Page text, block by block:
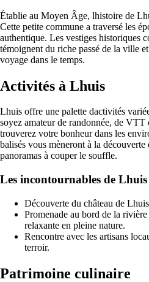
Établie au Moyen Âge, lhistoire de
Cette petite commune a traversé les
authentique. Les vestiges historiques
témoignent du riche passé de la ville
voyage dans le temps.
Activités à Lhuis
Lhuis offre une palette dactivités
soyez amateur de randonnée, de VTT
trouverez votre bonheur dans les
balisés vous mèneront à la découverte
panoramas à couper le souffle.
Les incontournables de
Découverte du château de
Promenade au bord de la
relaxante en pleine nature.
Rencontre avec les artisans
terroir.
Patrimoine culinaire